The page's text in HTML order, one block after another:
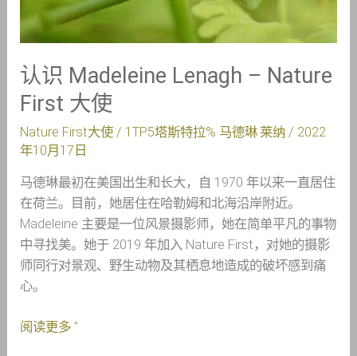
认识 Madeleine Lenagh – Nature
First 大使
Nature First大使 / 1TP5塔斯特拉% 马德琳·莱纳/ 2022
年10月17日
马德琳最初在美国出生和长大，自 1970 年以来一直居住
在荷兰。目前，她居住在哈勒姆和北海沿岸附近。
Madeleine 主要是一位风景摄影师，她在简单平凡的事物
中寻找美。她于 2019 年加入 Nature First，对她的摄影
师同行对景观、野生动物及其栖息地造成的破坏感到痛
心。
阅读更多 ”